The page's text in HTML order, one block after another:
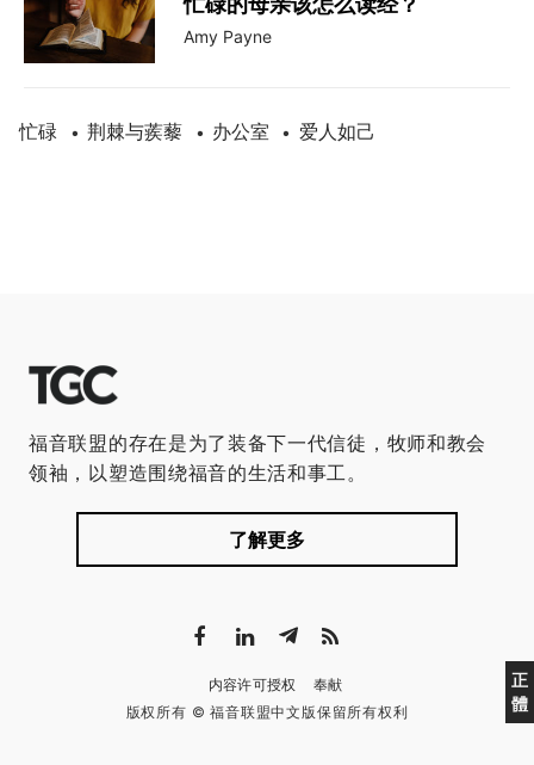
Amy Payne
忙碌 • 荆棘与蒺藜 • 办公室 • 爱人如己
正
體
福音联盟的存在是为了装备下一代信徒，牧师和教会
领袖，以塑造围绕福音的生活和事工。
了解更多
内容许可授权
奉献
版权所有 © 福音联盟中文版保留所有权利